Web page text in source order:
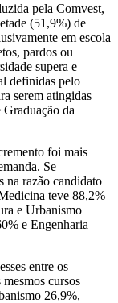
pela Comvest,
(51,9%) de
em escola
pardos ou
supera e
definidas pelo
serem atingidas
da
foi mais
Se
na razão candidato
teve 88,2%
e Urbanismo
e Engenharia
entre os
cursos
26,9%,